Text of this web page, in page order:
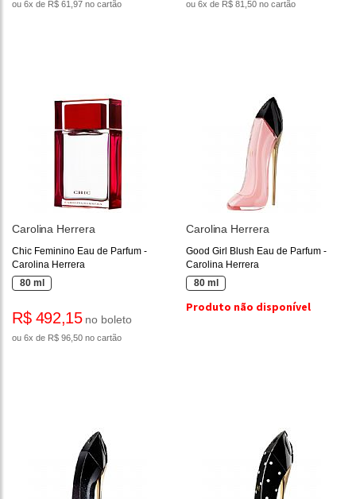
ou 6x de R$ 61,97 no cartão ou 6x de R$ 81,50 no cartão
Carolina Herrera
Chic Feminino Eau de Parfum -
Carolina Herrera
80 ml
R$ 492,15no boleto
ou 6x de R$ 96,50 no cartão
Carolina Herrera
Good Girl Blush Eau de Parfum -
Carolina Herrera
80 ml
Produto não disponível